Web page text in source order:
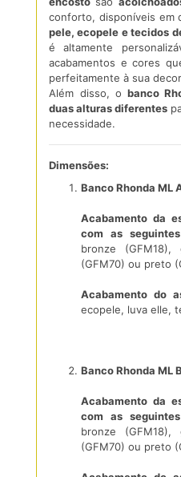
conforto, disponíveis em
pele, ecopele e tecidos
é altamente
acabamentos e cores
perfeitamente à sua
Além disso, o banco
duas alturas diferentes
necessidade.
Dimensões:
Banco Rhonda ML
Acabamento da
com as
bronze (GFM18),
(GFM70) ou preto
Acabamento do
ecopele, luva elle,
Banco Rhonda ML
Acabamento da
com as
bronze (GFM18),
(GFM70) ou preto